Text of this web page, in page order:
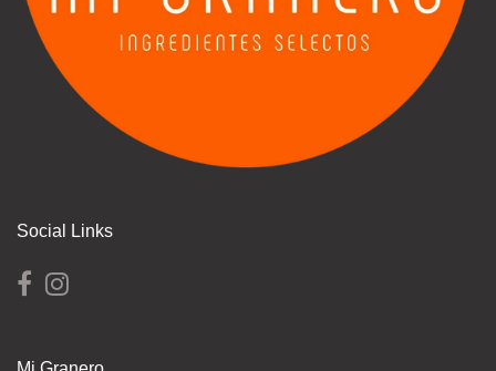
Social Links